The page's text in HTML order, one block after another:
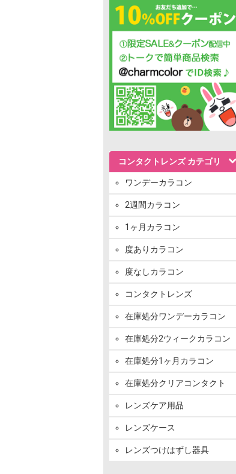
コンタクトレンズ カテゴリ
ワンデーカラコン
2週間カラコン
1ヶ月カラコン
度ありカラコン
度なしカラコン
コンタクトレンズ
在庫処分ワンデーカラコン
在庫処分2ウィークカラコン
在庫処分1ヶ月カラコン
在庫処分クリアコンタクト
レンズケア用品
レンズケース
レンズつけはずし器具